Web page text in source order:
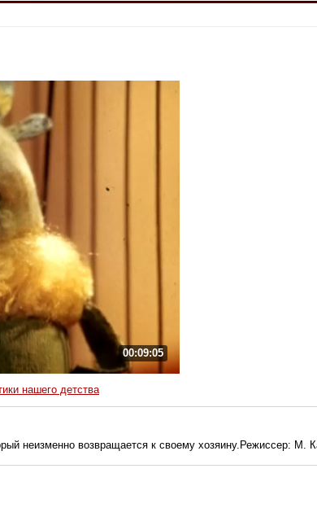
00:09:05
нашего детства
неизменно возвращается к своему хозяину.Режиссер: М.